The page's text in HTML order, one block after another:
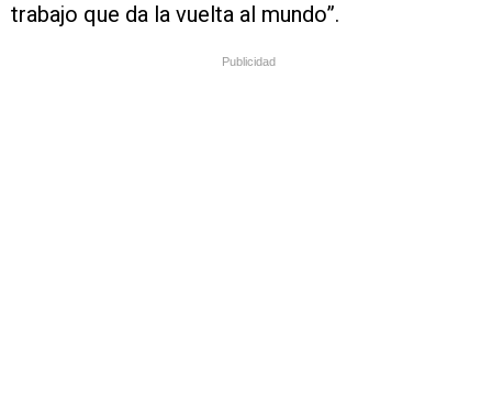
trabajo que da la vuelta al mundo”.
Publicidad